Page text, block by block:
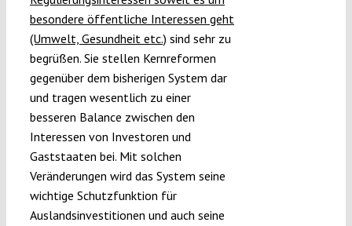
besondere öffentliche Interessen geht
(Umwelt, Gesundheit etc.) sind sehr zu
begrüßen. Sie stellen Kernreformen
gegenüber dem bisherigen System dar
und tragen wesentlich zu einer
besseren Balance zwischen den
Interessen von Investoren und
Gaststaaten bei. Mit solchen
Veränderungen wird das System seine
wichtige Schutzfunktion für
Auslandsinvestitionen und auch seine